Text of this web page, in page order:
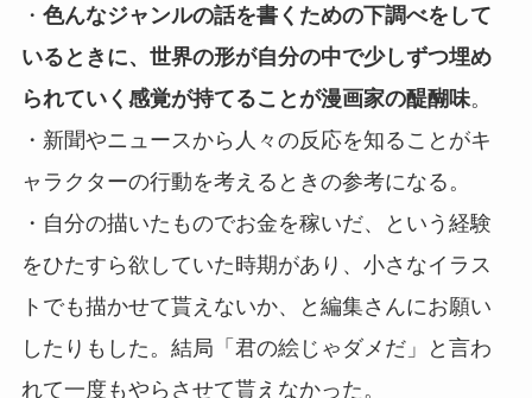
・ 色んなジャンルの話を書くための下調べをして
いるときに、世界の形が自分の中で少しずつ埋め
られていく感覚が持てることが漫画家の醍醐味。
・新聞やニュースから人々の反応を知ることがキ
ャラクターの行動を考えるときの参考になる。
・自分の描いたものでお金を稼いだ、という経験
をひたすら欲していた時期があり、小さなイラス
トでも描かせて貰えないか、と編集さんにお願い
したりもした。結局「君の絵じゃダメだ」と言わ
れて一度もやらさせて貰えなかった。